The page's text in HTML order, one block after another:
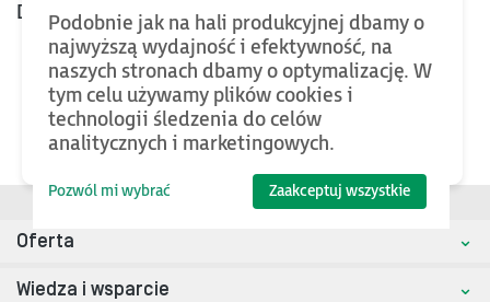
Dołączone pliki
Nazwa
Akcja
Adresowanie zmiennych w sterownikach GE
Fanuc w protokole Modbus RTU
Oferta
Wiedza i wsparcie
Podobnie jak na hali produkcyjnej dbamy o
najwyższą wydajność i efektywność, na
naszych stronach dbamy o optymalizację. W
tym celu używamy plików cookies i
technologii śledzenia do celów
analitycznych i marketingowych.
Pozwól mi wybrać Zaakceptuj wszystkie